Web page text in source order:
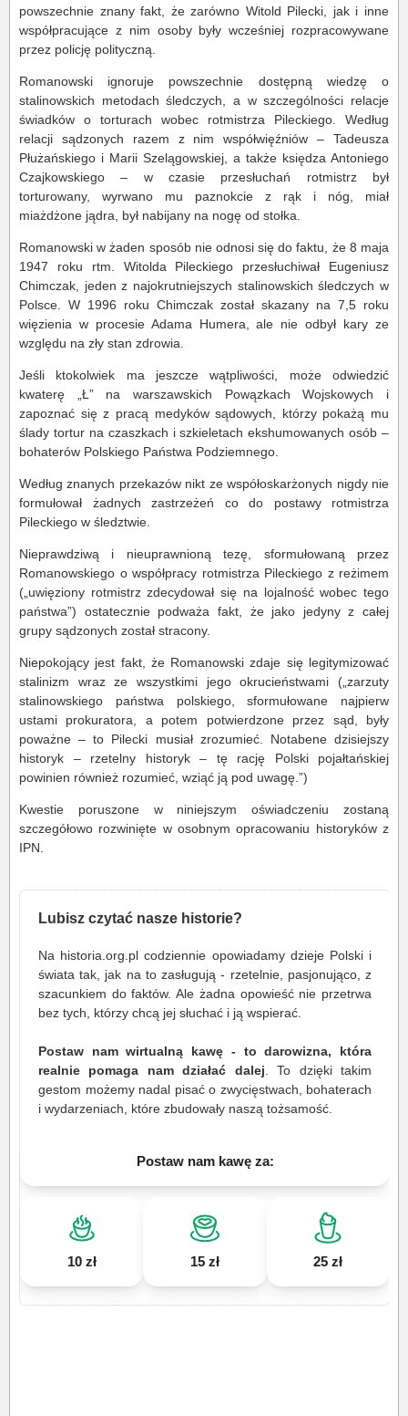
powszechnie znany fakt, że zarówno Witold Pilecki, jak i inne
współpracujące z nim osoby były wcześniej rozpracowywane
przez policję polityczną.
Romanowski ignoruje powszechnie dostępną wiedzę o
stalinowskich metodach śledczych, a w szczególności relacje
świadków o torturach wobec rotmistrza Pileckiego. Według
relacji sądzonych razem z nim współwięźniów – Tadeusza
Płużańskiego i Marii Szelągowskiej, a także księdza Antoniego
Czajkowskiego – w czasie przesłuchań rotmistrz był
torturowany, wyrwano mu paznokcie z rąk i nóg, miał
miażdżone jądra, był nabijany na nogę od stołka.
Romanowski w żaden sposób nie odnosi się do faktu, że 8 maja
1947 roku rtm. Witolda Pileckiego przesłuchiwał Eugeniusz
Chimczak, jeden z najokrutniejszych stalinowskich śledczych w
Polsce. W 1996 roku Chimczak został skazany na 7,5 roku
więzienia w procesie Adama Humera, ale nie odbył kary ze
względu na zły stan zdrowia.
Jeśli ktokolwiek ma jeszcze wątpliwości, może odwiedzić
kwaterę „Ł” na warszawskich Powązkach Wojskowych i
zapoznać się z pracą medyków sądowych, którzy pokażą mu
ślady tortur na czaszkach i szkieletach ekshumowanych osób –
bohaterów Polskiego Państwa Podziemnego.
Według znanych przekazów nikt ze współoskarżonych nigdy nie
formułował żadnych zastrzeżeń co do postawy rotmistrza
Pileckiego w śledztwie.
Nieprawdziwą i nieuprawnioną tezę, sformułowaną przez
Romanowskiego o współpracy rotmistrza Pileckiego z reżimem
(„uwięziony rotmistrz zdecydował się na lojalność wobec tego
państwa”) ostatecznie podważa fakt, że jako jedyny z całej
grupy sądzonych został stracony.
Niepokojący jest fakt, że Romanowski zdaje się legitymizować
stalinizm wraz ze wszystkimi jego okrucieństwami („zarzuty
stalinowskiego państwa polskiego, sformułowane najpierw
ustami prokuratora, a potem potwierdzone przez sąd, były
poważne – to Pilecki musiał zrozumieć. Notabene dzisiejszy
historyk – rzetelny historyk – tę rację Polski pojałtańskiej
powinien również rozumieć, wziąć ją pod uwagę.”)
Kwestie poruszone w niniejszym oświadczeniu zostaną
szczegółowo rozwinięte w osobnym opracowaniu historyków z
IPN.
Lubisz czytać nasze historie?
Na historia.org.pl codziennie opowiadamy dzieje Polski i
świata tak, jak na to zasługują - rzetelnie, pasjonująco, z
szacunkiem do faktów. Ale żadna opowieść nie przetrwa
bez tych, którzy chcą jej słuchać i ją wspierać.
Postaw nam wirtualną kawę - to darowizna, która
realnie pomaga nam działać dalej . To dzięki takim
gestom możemy nadal pisać o zwycięstwach, bohaterach
i wydarzeniach, które zbudowały naszą tożsamość.
Postaw nam kawę za:
10 zł 15 zł 25 zł